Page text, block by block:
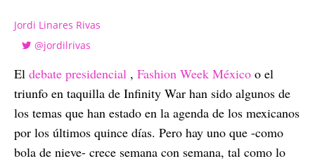
Jordi Linares Rivas
@jordilrivas
El debate presidencial , Fashion Week México o el
triunfo en taquilla de Infinity War han sido algunos de
los temas que han estado en la agenda de los mexicanos
por los últimos quince días. Pero hay uno que -como
bola de nieve- crece semana con semana, tal como lo